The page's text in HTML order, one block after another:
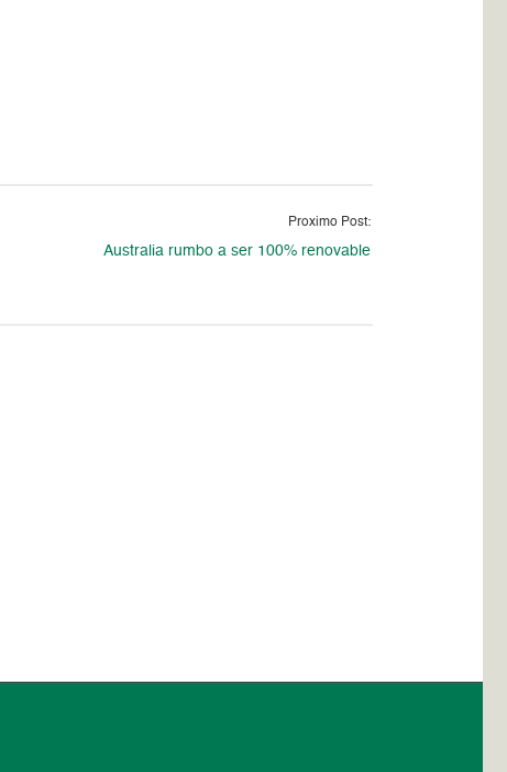
Proximo Post:
Australia rumbo a ser 100% renovable